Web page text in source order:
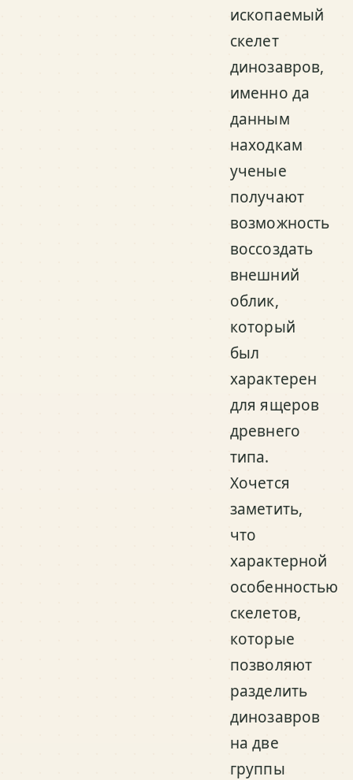
ископаемый
скелет
динозавров,
именно да
данным
находкам
ученые
получают
возможность
воссоздать
внешний
облик,
который
был
характерен
для ящеров
древнего
типа.
Хочется
заметить,
что
характерной
особенностью
скелетов,
которые
позволяют
разделить
динозавров
на две
группы